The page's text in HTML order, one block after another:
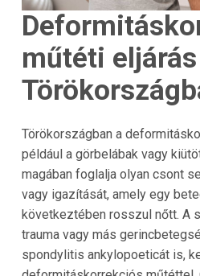
műtéti eljárás
Törökországban a
például a görbelábak vagy
magában foglalja olyan csont
vagy igazítását, amely egy
következtében rosszul nőtt. A
trauma vagy más
spondylitis ankylopoeticát is,